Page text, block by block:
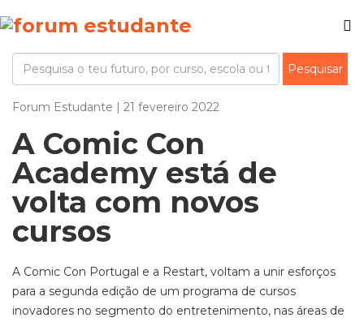
Forum Estudante | 21 fevereiro 2022
A Comic Con
Academy está de
volta com novos
cursos
A Comic Con Portugal e a Restart, voltam a unir esforços
para a segunda edição de um programa de cursos
inovadores no segmento do entretenimento, nas áreas de